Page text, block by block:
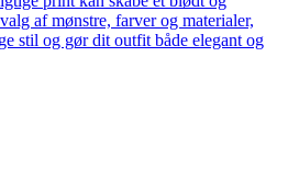
af mønstre, farver og materialer,
stil og gør dit outfit både elegant og